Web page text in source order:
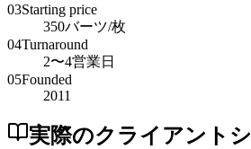
03Starting price
350バーツ/枚
04Turnaround
2〜4営業日
05Founded
2011
実際のクライアント